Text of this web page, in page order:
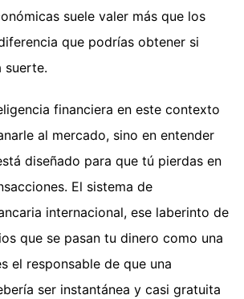
suele valer más que los
que podrías obtener si
suerte.
financiera en este contexto
al mercado, sino en entender
diseñado para que tú pierdas en
El sistema de
internacional, ese laberinto de
que se pasan tu dinero como una
el responsable de que una
ser instantánea y casi gratuita